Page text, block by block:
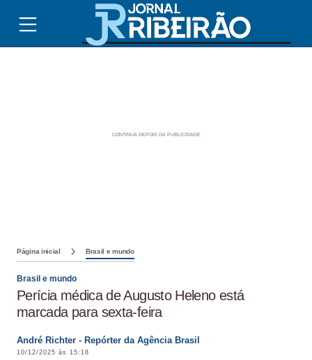
Página inicial Brasil e mundo
Brasil e mundo
Perícia médica de Augusto Heleno está
marcada para sexta-feira
André Richter - Repórter da Agência Brasil
10/12/2025 às 15:18